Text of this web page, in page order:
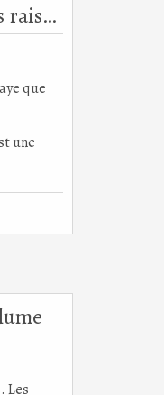
Les Ngambye auraient – ils raison ?
que
une
Les